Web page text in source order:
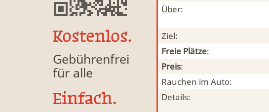
Kostenlos.
Gebührenfrei
für alle
Einfach.
Über:
Ziel:
Freie Plätze:
Preis:
Rauchen im Auto:
Details: